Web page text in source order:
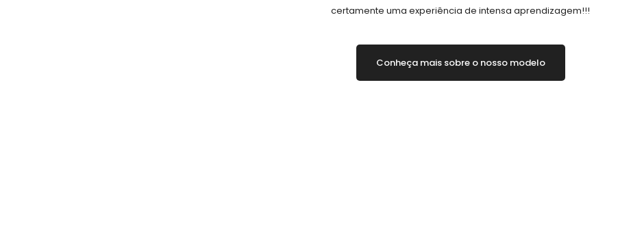
certamente uma experiência de intensa aprendizagem!!!
Conheça mais sobre o nosso modelo